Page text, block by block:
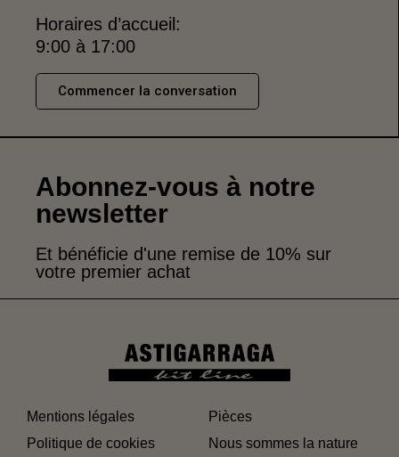
Horaires d’accueil:
9:00 à 17:00
Commencer la conversation
Abonnez-vous à notre
newsletter
Et bénéficie d'une remise de 10% sur
votre premier achat
Mentions légales
Politique de cookies
Pièces
Nous sommes la nature